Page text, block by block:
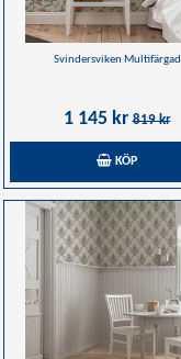
Svindersviken Multifärgad
1 145 kr819 kr
KÖP